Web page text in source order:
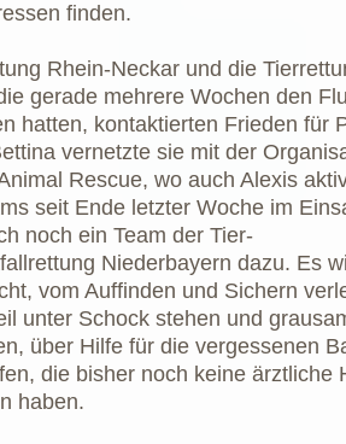
finden.
Rhein-Neckar und die
gerade mehrere Wochen den
hatten, kontaktierten Frieden für
vernetzte sie mit der
Rescue, wo auch Alexis
seit Ende letzter Woche im
noch ein Team der Tier-
Niederbayern dazu. Es
vom Auffinden und Sichern
unter Schock stehen und
über Hilfe für die vergessenen
die bisher noch keine ärztliche
haben.